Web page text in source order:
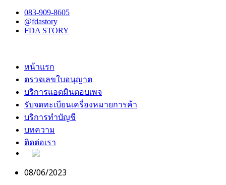
083-909-8605
@fdastory
FDA STORY
หน้าแรก
ตรวจเลขใบอนุญาต
บริการแอดมินตอบเพจ
รับจดทะเบียนเครื่องหมายการค้า
บริการทำบัญชี
บทความ
ติดต่อเรา
08/06/2023